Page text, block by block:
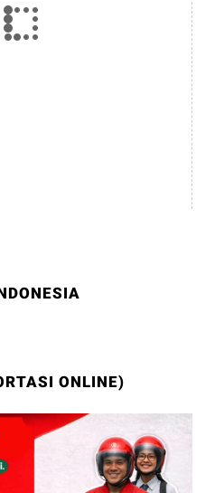
ONLINE)